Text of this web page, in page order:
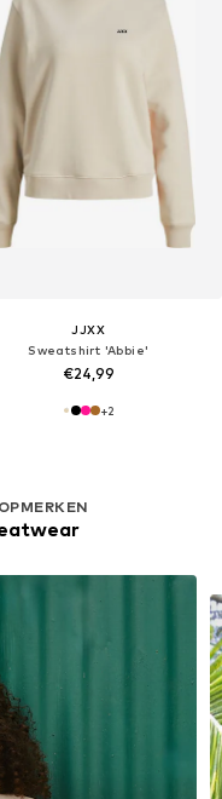
JJXX
Sweatshirt 'Abbie'
€24,99
+2